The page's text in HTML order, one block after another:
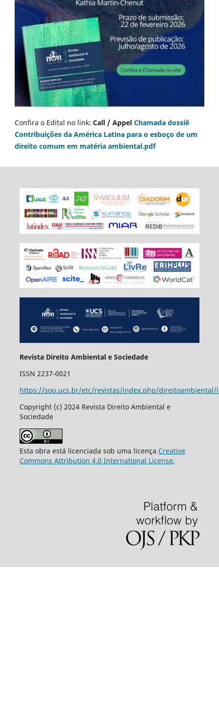
Confira o Edital no link: Call / Appel Chamada dossiê
Contribuições da América Latina para o esboço de um
direito comum em matéria ambiental.pdf
Revista Direito Ambiental e Sociedade
ISSN 2237-0021
https://sou.ucs.br/etc/revistas/index.php/direitoambiental/
Copyright (c) 2024 Revista Direito Ambiental e
Sociedade
Esta obra está licenciada sob uma licença Creative
Commons Attribution 4.0 International License.